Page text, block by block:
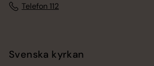
Telefon 112
Svenska kyrkan